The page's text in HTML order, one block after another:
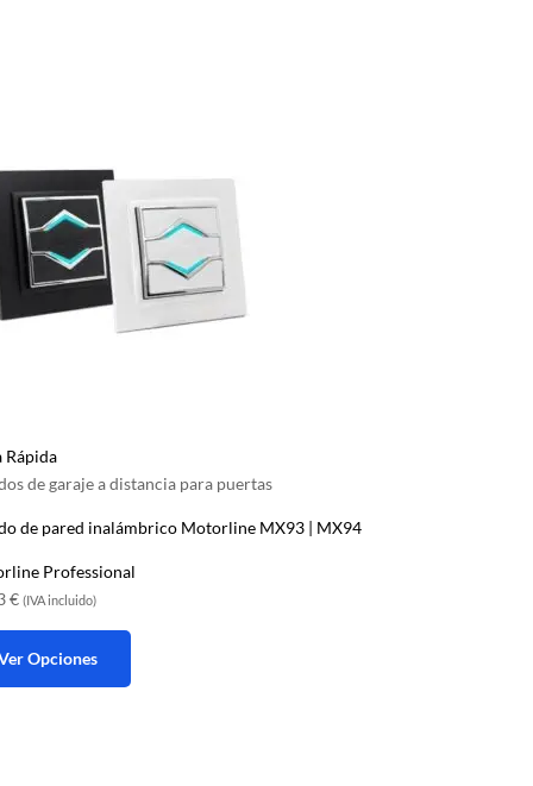
Rápida
de garaje a distancia para puertas
de pared inalámbrico Motorline MX93 | MX94
Professional
€ (IVA incluido)
Opciones